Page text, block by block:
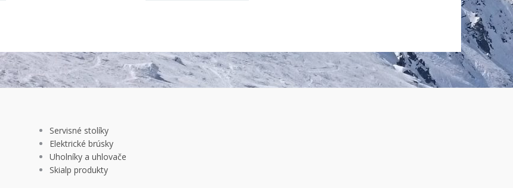
Servisné stolíky
Elektrické brúsky
Uholníky a uhlovače
Skialp produkty